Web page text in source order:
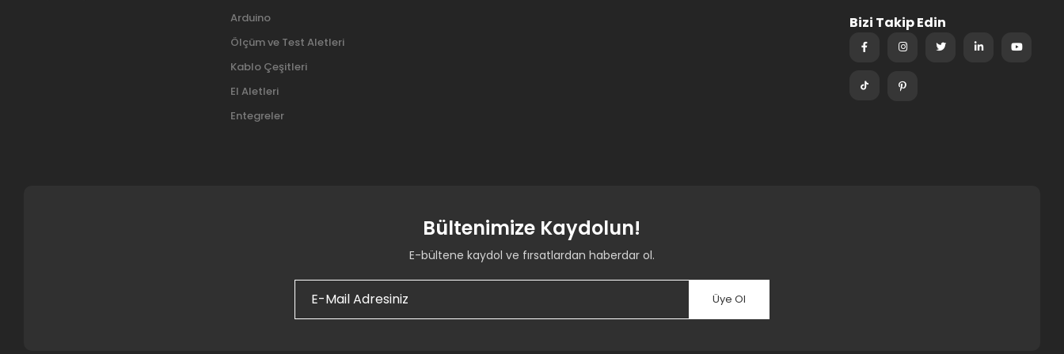
Arduino
Ölçüm ve Test Aletleri
Kablo Çeşitleri
El Aletleri
Entegreler
Bizi Takip Edin
Bültenimize Kaydolun!
E-bültene kaydol ve fırsatlardan haberdar ol.
Üye Ol